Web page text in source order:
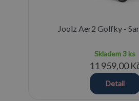
Joolz Aer2 Golfky -
Skladem3 ks
11 959,00
Detail